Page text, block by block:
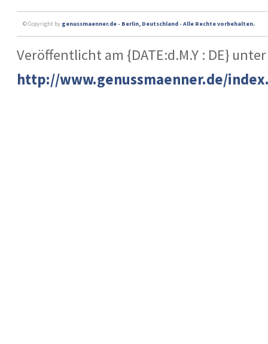
© Copyright by genussmaenner.de - Berlin, Deutschland - Alle Rechte vorbehalten.
Veröffentlicht am {DATE:d.M.Y : DE}
http://www.genussmaenner.de/